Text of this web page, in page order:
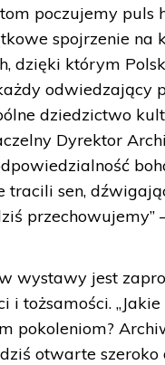
poczujemy
spojrzenie na
dzięki którym
odwiedzający
dziedzictwo
Dyrektor
tracili sen,
przechowujemy”
wystawy jest
i tożsamości.
pokoleniom?
otwarte